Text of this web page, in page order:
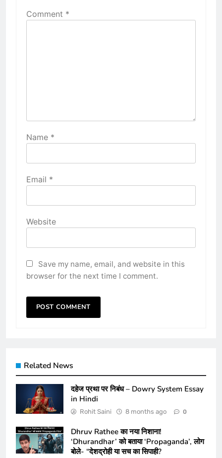
Comment *
Name *
Email *
Website
Save my name, email, and website in this
browser for the next time I comment.
Related News
दहेज प्रथा पर निबंध – Dowry System Essay
in Hindi
Rohit Saini 8 months ago 0
Dhruv Rathee का नया निशाना!
‘Dhurandhar’ को बताया ‘Propaganda’, लोग
बोले- “देशद्रोही या सच का सिपाही?